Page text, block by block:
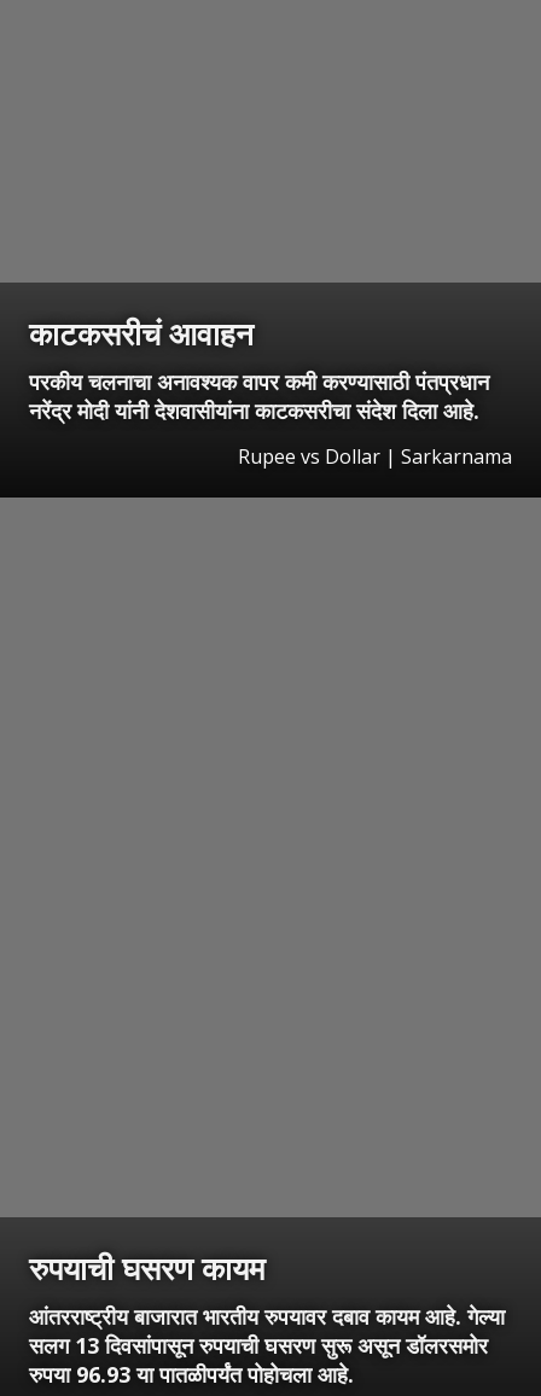
काटकसरीचं आवाहन
परकीय चलनाचा अनावश्यक वापर कमी करण्यासाठी पंतप्रधान
नरेंद्र मोदी यांनी देशवासीयांना काटकसरीचा संदेश दिला आहे.
Rupee vs Dollar | Sarkarnama
रुपयाची घसरण कायम
आंतरराष्ट्रीय बाजारात भारतीय रुपयावर दबाव कायम आहे. गेल्या
सलग 13 दिवसांपासून रुपयाची घसरण सुरू असून डॉलरसमोर
रुपया 96.93 या पातळीपर्यंत पोहोचला आहे.